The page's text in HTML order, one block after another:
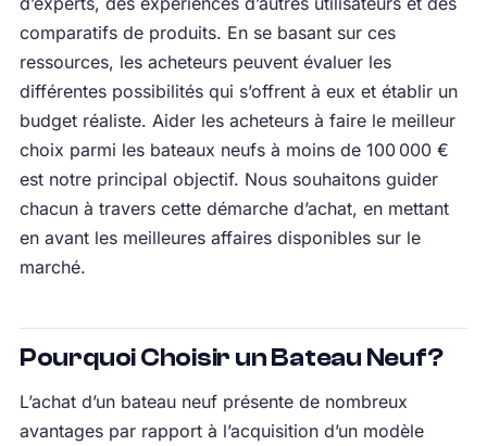
comparatifs de produits. En se basant sur ces
ressources, les acheteurs peuvent évaluer les
différentes possibilités qui s’offrent à eux et établir un
budget réaliste. Aider les acheteurs à faire le meilleur
choix parmi les bateaux neufs à moins de 100 000 €
est notre principal objectif. Nous souhaitons guider
chacun à travers cette démarche d’achat, en mettant
en avant les meilleures affaires disponibles sur le
marché.
Pourquoi Choisir un Bateau Neuf?
L’achat d’un bateau neuf présente de nombreux
avantages par rapport à l’acquisition d’un modèle